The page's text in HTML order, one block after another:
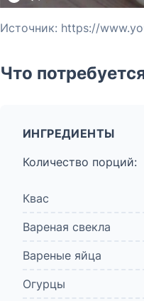
Источник: https://
Что
ИНГРЕДИЕНТЫ
Количество порций:
Квас
Вареная свекла
Вареные яйца
Огурцы